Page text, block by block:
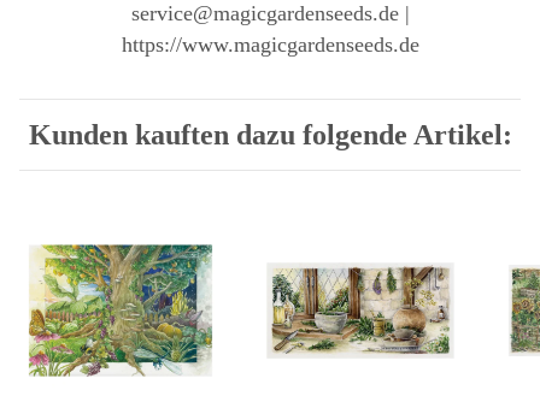
service@magicgardenseeds.de |
https://www.magicgardenseeds.de
Kunden kauften dazu folgende Artikel: